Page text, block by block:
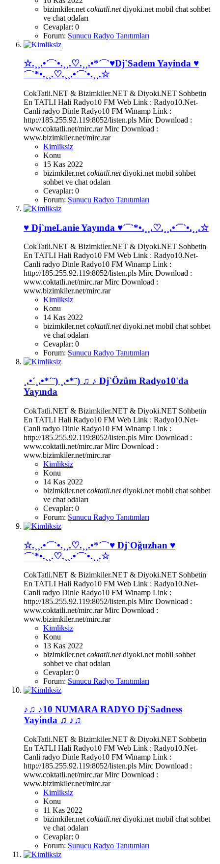
bizimkiler.net coktatli.net diyoki.net mobil chat sohbet
ve chat odaları
Cevaplar: 0
Forum: Sunucu Radyo Tanıtımları
☆.¸¸.•´¯`•.¸¸.♡.¸¸.•*´¯`♥Dj`Sadem Yayinda ♥
´¯`*•.¸¸.♡.¸¸.•´¯`•.¸¸.☆
CokTatli.NET & Bizimkiler.NET & Diyoki.NET Sohbetin
En TATLI Hali Radyo10 FM Web Link : Radyo10.Net-
Canli radyo Dinle Radyo10 FM Winamp Link :
http://185.255.92.119:8052/listen.pls Mirc Download :
www.coktatli.net/mirc.rar Mirc Download :
www.bizimkiler.net/mirc.rar
Kimliksiz
Konu
15 Kas 2022
bizimkiler.net coktatli.net diyoki.net mobil sohbet
sohbet ve chat odaları
Cevaplar: 0
Forum: Sunucu Radyo Tanıtımları
♥ Dj`meLanie Yayında ♥´¯`*•.¸¸.♡.¸¸.•´¯`•.¸¸.☆
CokTatli.NET & Bizimkiler.NET & Diyoki.NET Sohbetin
En TATLI Hali Radyo10 FM Web Link : Radyo10.Net-
Canli radyo Dinle Radyo10 FM Winamp Link :
http://185.255.92.119:8052/listen.pls Mirc Download :
www.coktatli.net/mirc.rar Mirc Download :
www.bizimkiler.net/mirc.rar
Kimliksiz
Konu
14 Kas 2022
bizimkiler.net coktatli.net diyoki.net mobil chat sohbet
ve chat odaları
Cevaplar: 0
Forum: Sunucu Radyo Tanıtımları
¸.•´¸.•*´¨) ¸.•*¨) ♫ ♪ Dj`Özüm Radyo10'da
Yayında
CokTatli.NET & Bizimkiler.NET & Diyoki.NET Sohbetin
En TATLI Hali Radyo10 FM Web Link : Radyo10.Net-
Canli radyo Dinle Radyo10 FM Winamp Link :
http://185.255.92.119:8052/listen.pls Mirc Download :
www.coktatli.net/mirc.rar Mirc Download :
www.bizimkiler.net/mirc.rar
Kimliksiz
Konu
14 Kas 2022
bizimkiler.net coktatli.net diyoki.net mobil chat sohbet
ve chat odaları
Cevaplar: 0
Forum: Sunucu Radyo Tanıtımları
☆.¸¸.•´¯`•.¸¸.♡.¸¸.•*´¯`♥ Dj`Oğuzhan ♥
´¯`*•.¸¸.♡.¸¸.•´¯`•.¸¸.☆
CokTatli.NET & Bizimkiler.NET & Diyoki.NET Sohbetin
En TATLI Hali Radyo10 FM Web Link : Radyo10.Net-
Canli radyo Dinle Radyo10 FM Winamp Link :
http://185.255.92.119:8052/listen.pls Mirc Download :
www.coktatli.net/mirc.rar Mirc Download :
www.bizimkiler.net/mirc.rar
Kimliksiz
Konu
13 Kas 2022
bizimkiler.net coktatli.net diyoki.net mobil sohbet
sohbet ve chat odaları
Cevaplar: 0
Forum: Sunucu Radyo Tanıtımları
♪♫ ♪10 NUMARA RADYO Dj`Sadness
Yayinda ♫ ♪♫
CokTatli.NET & Bizimkiler.NET & Diyoki.NET Sohbetin
En TATLI Hali Radyo10 FM Web Link : Radyo10.Net-
Canli radyo Dinle Radyo10 FM Winamp Link :
http://185.255.92.119:8052/listen.pls Mirc Download :
www.coktatli.net/mirc.rar Mirc Download :
www.bizimkiler.net/mirc.rar
Kimliksiz
Konu
11 Kas 2022
bizimkiler.net coktatli.net diyoki.net mobil chat sohbet
ve chat odaları
Cevaplar: 0
Forum: Sunucu Radyo Tanıtımları